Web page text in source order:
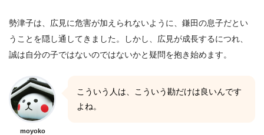
勢津子は、広見に危害が加えられないように、鎌田の息子だとい
うことを隠し通してきました。しかし、広見が成長するにつれ、
誠は自分の子ではないのではないかと疑問を抱き始めます。
moyoko
こういう人は、こういう勘だけは良いんです
よね。